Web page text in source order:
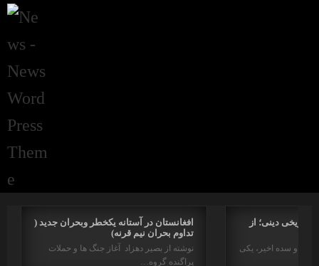
افغانستان در آستانه یکخطر وبحران جدید (
تداوم بحران نیم قرنه)
نوشته از بصیر دهزاد آغاز جنگ ها و حملات
پراگنده گروه…
دینی؛ از
در دو سده اخیر، یکی